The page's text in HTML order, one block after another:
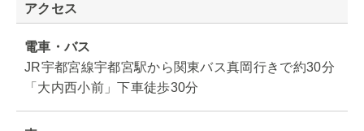
アクセス
電車・バス
JR宇都宮線宇都宮駅から関東バス真岡行きで約30分
「大内西小前」下車徒歩30分